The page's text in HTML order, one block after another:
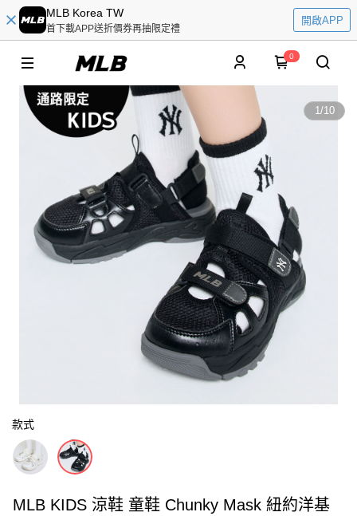
MLB Korea TW
首下載APP送折價券再抽限定禮
開啟APP
0
1/10
款式
MLB KIDS 涼鞋 童鞋 Chunky Mask 紐約洋基